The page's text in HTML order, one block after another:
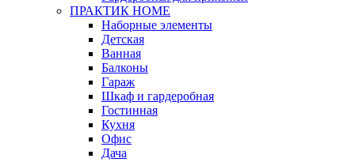
ПРАКТИК HOME
Наборные элементы
Детская
Ванная
Балконы
Гараж
Шкаф и гардеробная
Гостинная
Кухня
Офис
Дача